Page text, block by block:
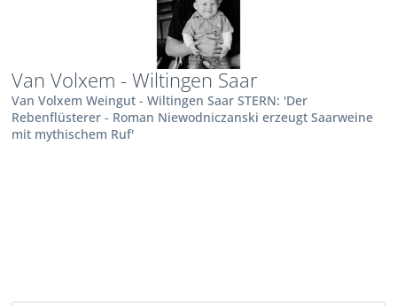
Van Volxem - Wiltingen Saar
Van Volxem Weingut - Wiltingen Saar STERN: 'Der
Rebenflüsterer - Roman Niewodniczanski erzeugt Saarweine
mit mythischem Ruf'